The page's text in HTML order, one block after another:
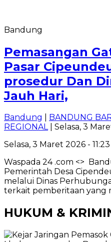
Bandung
Pemasangan
Pasar
prosedur Dan
Jauh Hari,
Bandung BANDUNG
REGIONAL| Selasa, 3
Selasa, 3 Maret 2026 -
Waspada 24 .com <>
Pemerintah Desa
melalui Dinas
terkait pemberitaan yang
HUKUM &